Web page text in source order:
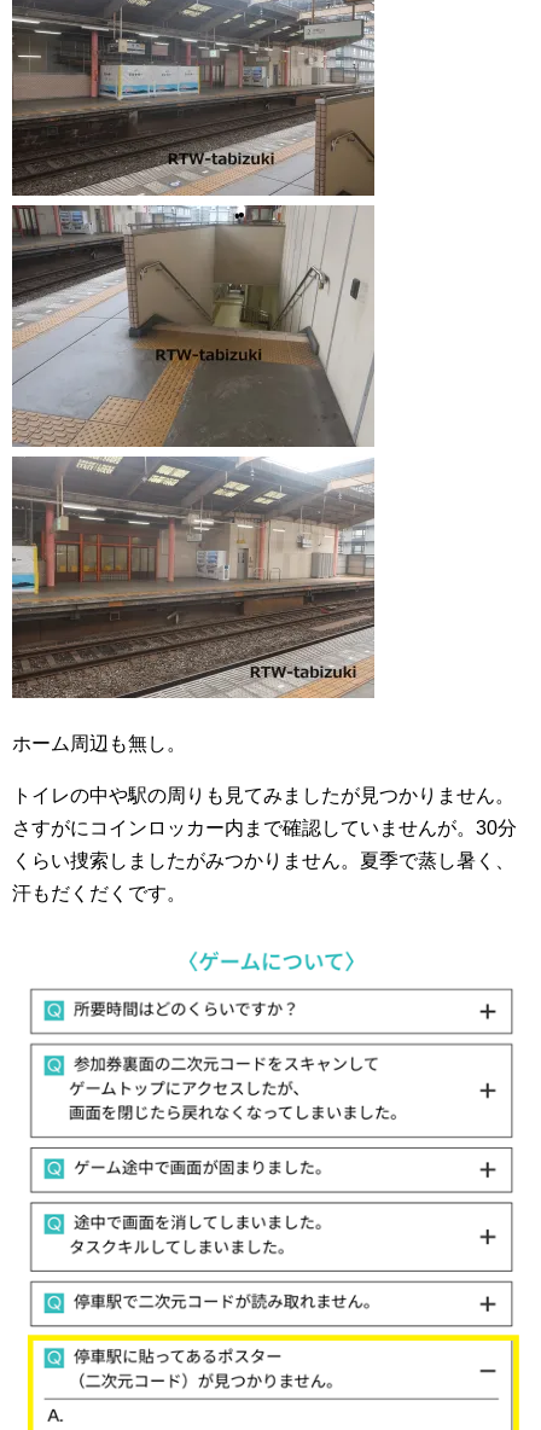
ホーム周辺も無し。
トイレの中や駅の周りも見てみましたが見つかりません。
さすがにコインロッカー内まで確認していませんが。30分
くらい捜索しましたがみつかりません。夏季で蒸し暑く、
汗もだくだくです。